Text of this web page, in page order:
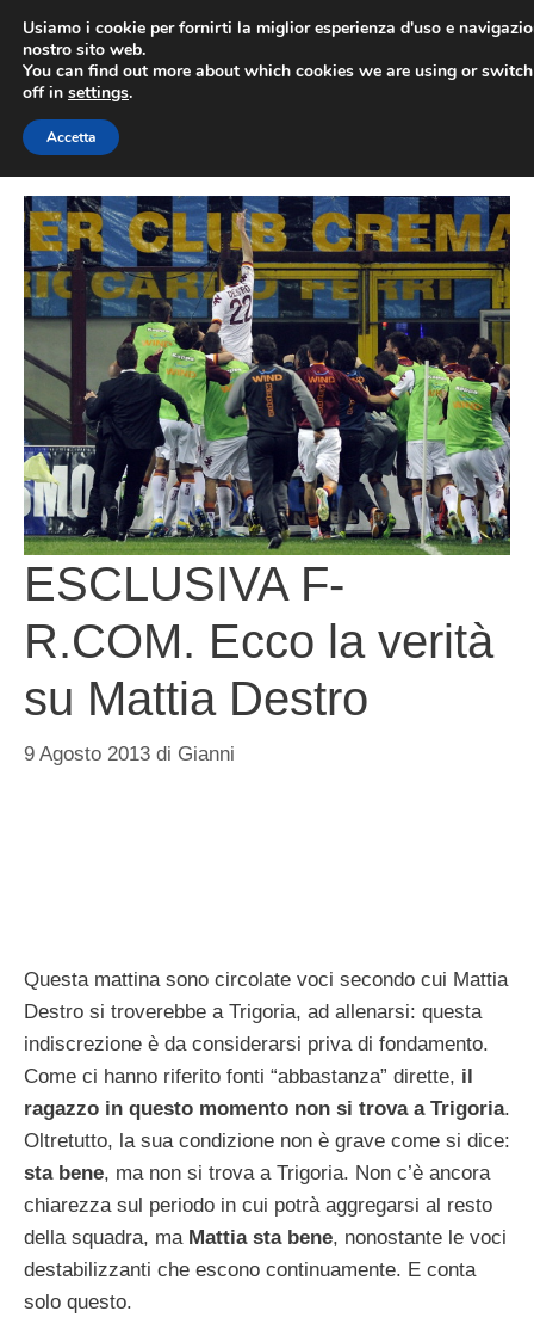
contenuto
ESCLUSIVA F-
R.COM. Ecco la verità
su Mattia Destro
9 Agosto 2013 di Gianni
Questa mattina sono circolate voci secondo cui Mattia
Destro si troverebbe a Trigoria, ad allenarsi: questa
indiscrezione è da considerarsi priva di fondamento.
Come ci hanno riferito fonti “abbastanza” dirette, il
ragazzo in questo momento non si trova a Trigoria.
Oltretutto, la sua condizione non è grave come si dice:
sta bene, ma non si trova a Trigoria. Non c’è ancora
chiarezza sul periodo in cui potrà aggregarsi al resto
della squadra, ma Mattia sta bene, nonostante le voci
destabilizzanti che escono continuamente. E conta
solo questo.
Usiamo i cookie per fornirti la miglior esperienza d'uso e
nostro sito web.
You can find out more about which cookies we are using or
off in settings.
Accetta